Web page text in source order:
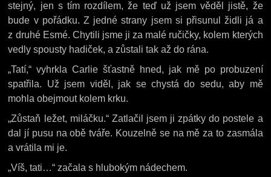
stejný, jen s tím rozdílem, že teď už jsem věděl jistě, že
bude v pořádku. Z jedné strany jsem si přisunul židli já a
z druhé Esmé. Chytili jsme ji za malé ručičky, kolem kterých
vedly spousty hadiček, a zůstali tak až do rána.
„Tatí,“ vyhrkla Carlie šťastně hned, jak mě po probuzení
spatřila. Už jsem viděl, jak se chystá do sedu, aby mě
mohla obejmout kolem krku.
„Zůstaň ležet, miláčku.“ Zatlačil jsem ji zpátky do postele a
dal jí pusu na obě tváře. Kouzelně se na mě za to zasmála
a vrátila mi je.
„Víš, tati…“ začala s hlubokým nádechem.